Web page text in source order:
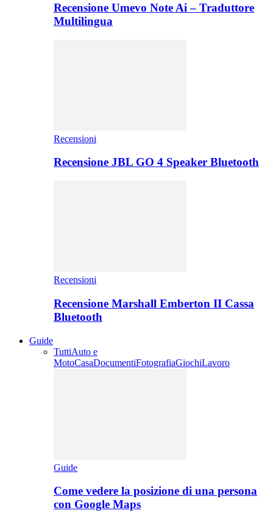
Recensione Umevo Note Ai – Traduttore
Multilingua
Recensioni
Recensione JBL GO 4 Speaker Bluetooth
Recensioni
Recensione Marshall Emberton II Cassa
Bluetooth
Guide
TuttiAuto e
MotoCasaDocumentiFotografiaGiochiLavoro
Guide
Come vedere la posizione di una persona
con Google Maps